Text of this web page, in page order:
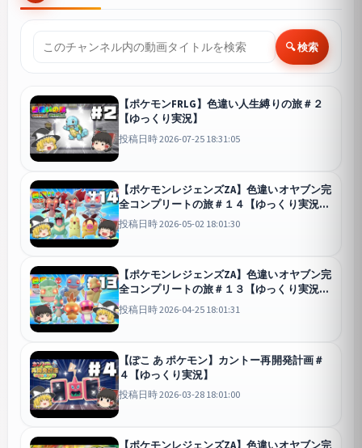
🔍 検索
【ポケモンFRLG】色違い人生縛りの旅＃２
【ゆっくり実況】
投稿日時 2026-07-25 18:31:05
【ポケモンレジェンズZA】色違いオヤブン完
全コンプリートの旅＃１４【ゆっくり実況】
Pokémon LE
投稿日時 2026-05-02 18:01:30
【ポケモンレジェンズZA】色違いオヤブン完
全コンプリートの旅＃１３【ゆっくり実況】
Pokémon LE
投稿日時 2026-04-25 18:01:31
【ぽこ あ ポケモン】カントー再開発計画＃
４【ゆっくり実況】
投稿日時 2026-03-28 18:01:00
【ポケモンレジェンズZA】色違いオヤブン完